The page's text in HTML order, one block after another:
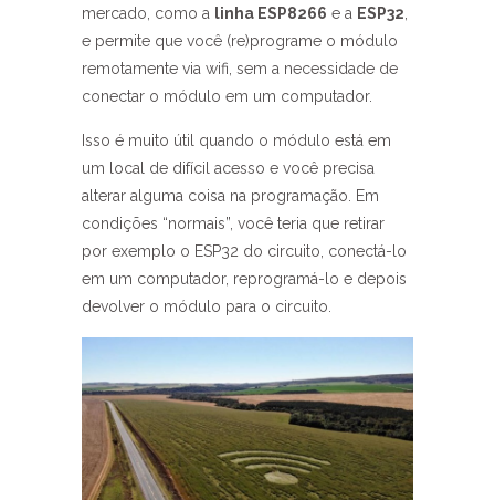
mercado, como a linha ESP8266 e a ESP32
e permite que você (re)programe o módulo
remotamente via wifi, sem a necessidade de
conectar o módulo em um computador.
Isso é muito útil quando o módulo está em
um local de difícil acesso e você precisa
alterar alguma coisa na programação. Em
condições “normais”, você teria que retirar
por exemplo o ESP32 do circuito, conectá-lo
em um computador, reprogramá-lo e depois
devolver o módulo para o circuito.